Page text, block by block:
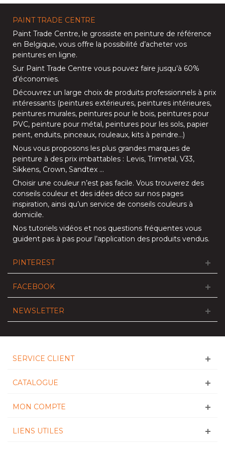
PAINT TRADE CENTRE
Paint Trade Centre, le grossiste en peinture de référence
en Belgique, vous offre la possibilité d’acheter vos
peintures en ligne.
Sur Paint Trade Centre vous pouvez faire jusqu’à 60%
d’économies.
Découvrez un large choix de produits professionnels à prix
intéressants (peintures extérieures, peintures intérieures,
peintures murales, peintures pour le bois, peintures pour
PVC, peinture pour métal, peintures pour les sols, papier
peint, enduits, pinceaux, rouleaux, kits à peindre…)
Nous vous proposons les plus grandes marques de
peinture à des prix imbattables : Levis, Trimetal, V33,
Sikkens, Crown, Sandtex …
Choisir une couleur n’est pas facile. Vous trouverez des
conseils couleur et des idées déco sur nos pages
inspiration, ainsi qu’un service de conseils couleurs à
domicile.
Nos tutoriels vidéos et nos questions fréquentes vous
guident pas à pas pour l’application des produits vendus.
PINTEREST
FACEBOOK
NEWSLETTER
SERVICE CLIENT
CATALOGUE
MON COMPTE
LIENS UTILES